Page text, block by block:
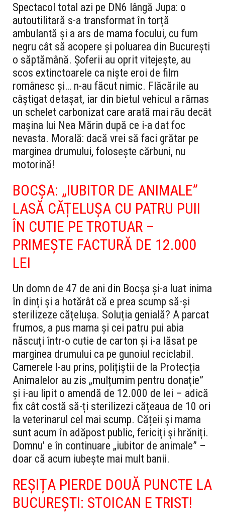
Spectacol total azi pe DN6 lângă Jupa: o
autoutilitară s-a transformat în torță
ambulantă și a ars de mama focului, cu fum
negru cât să acopere și poluarea din București
o săptămână. Șoferii au oprit vitejește, au
scos extinctoarele ca niște eroi de film
românesc și… n-au făcut nimic. Flăcările au
câștigat detașat, iar din bietul vehicul a rămas
un schelet carbonizat care arată mai rău decât
mașina lui Nea Mărin după ce i-a dat foc
nevasta. Morală: dacă vrei să faci grătar pe
marginea drumului, folosește cărbuni, nu
motorină!
BOCȘA: „IUBITOR DE ANIMALE”
LASĂ CĂȚELUȘA CU PATRU PUII
ÎN CUTIE PE TROTUAR –
PRIMEȘTE FACTURĂ DE 12.000
LEI
Un domn de 47 de ani din Bocșa și-a luat inima
în dinți și a hotărât că e prea scump să-și
sterilizeze cățelușa. Soluția genială? A parcat
frumos, a pus mama și cei patru pui abia
născuți într-o cutie de carton și i-a lăsat pe
marginea drumului ca pe gunoiul reciclabil.
Camerele l-au prins, polițiștii de la Protecția
Animalelor au zis „mulțumim pentru donație”
și i-au lipit o amendă de 12.000 de lei – adică
fix cât costă să-ți sterilizezi cățeaua de 10 ori
la veterinarul cel mai scump. Cățeii și mama
sunt acum în adăpost public, fericiți și hrăniți.
Domnu’ e în continuare „iubitor de animale” –
doar că acum iubește mai mult banii.
REȘIȚA PIERDE DOUĂ PUNCTE LA
BUCUREȘTI: STOICAN E TRIST!